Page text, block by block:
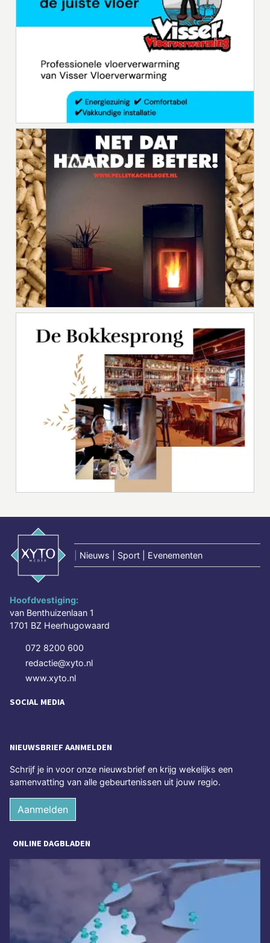
Nieuws | Sport | Evenementen
Hoofdvestiging:
van Benthuizenlaan 1
1701 BZ Heerhugowaard
072 8200 600
redactie@xyto.nl
www.xyto.nl
SOCIAL MEDIA
NIEUWSBRIEF AANMELDEN
Schrijf je in voor onze nieuwsbrief en krijg wekelijks een
samenvatting van alle gebeurtenissen uit jouw regio.
Aanmelden
ONLINE DAGBLADEN